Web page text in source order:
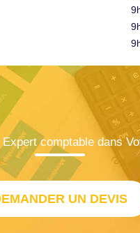
comptable dans
UN DEVIS